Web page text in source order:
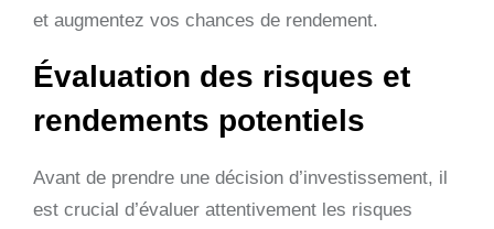
et augmentez vos chances de rendement.
Évaluation des risques et
rendements potentiels
Avant de prendre une décision d’investissement, il
est crucial d’évaluer attentivement les risques